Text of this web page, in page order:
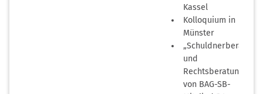
Kassel
Kolloquium in
Münster
„Schuldnerberatung
und
von BAG-SB-